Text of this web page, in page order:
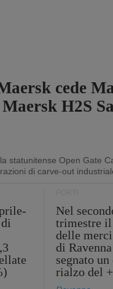
cede
H2S
statunitense Open Gate
di carve-out
Nel
trimestre
delle
di
segnato un
rialzo del